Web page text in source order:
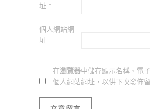
址 *
個人網站網
址
在瀏覽器中儲存顯示名稱、電
個人網站網址，以供下次發佈